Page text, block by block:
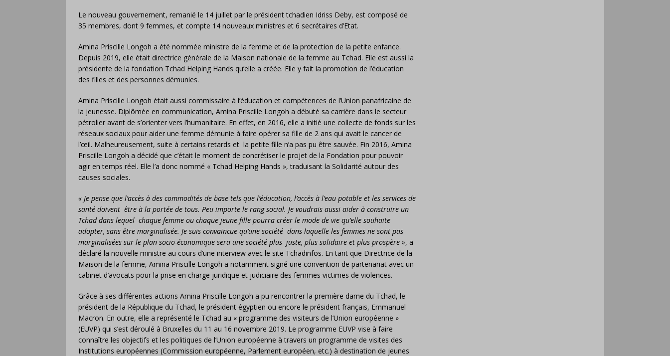
Le nouveau gouvernement, remanié le 14 juillet par le président tchadien Idriss Deby, est composé de
35 membres, dont 9 femmes, et compte 14 nouveaux ministres et 6 secrétaires d’Etat.
Amina Priscille Longoh a été nommée ministre de la femme et de la protection de la petite enfance.
Depuis 2019, elle était directrice générale de la Maison nationale de la femme au Tchad. Elle est aussi la
présidente de la fondation Tchad Helping Hands qu’elle a créée. Elle y fait la promotion de l’éducation
des filles et des personnes démunies.
Amina Priscille Longoh était aussi commissaire à l’éducation et compétences de l’Union panafricaine de
la jeunesse. Diplômée en communication, Amina Priscille Longoh a débuté sa carrière dans le secteur
pétrolier avant de s’orienter vers l’humanitaire. En effet, en 2016, elle a initié une collecte de fonds sur les
réseaux sociaux pour aider une femme démunie à faire opérer sa fille de 2 ans qui avait le cancer de
l’œil. Malheureusement, suite à certains retards et la petite fille n’a pas pu être sauvée. Fin 2016, Amina
Priscille Longoh a décidé que c’était le moment de concrétiser le projet de la Fondation pour pouvoir
agir en temps réel. Elle l’a donc nommé « Tchad Helping Hands », traduisant la Solidarité autour des
causes sociales.
« Je pense que l’accès à des commodités de base tels que l’éducation, l’accès à l’eau potable et les services de
santé doivent être à la portée de tous. Peu importe le rang social. Je voudrais aussi aider à construire un
Tchad dans lequel chaque femme ou chaque jeune fille pourra créer le mode de vie qu’elle souhaite
adopter, sans être marginalisée. Je suis convaincue qu’une société dans laquelle les femmes ne sont pas
marginalisées sur le plan socio-économique sera une société plus juste, plus solidaire et plus prospère », a
déclaré la nouvelle ministre au cours d’une interview avec le site Tchadinfos. En tant que Directrice de la
Maison de la femme, Amina Priscille Longoh a notamment signé une convention de partenariat avec un
cabinet d’avocats pour la prise en charge juridique et judiciaire des femmes victimes de violences.
Grâce à ses différentes actions Amina Priscille Longoh a pu rencontrer la première dame du Tchad, le
président de la République du Tchad, le président égyptien ou encore le président français, Emmanuel
Macron. En outre, elle a représenté le Tchad au « programme des visiteurs de l’Union européenne »
(EUVP) qui s’est déroulé à Bruxelles du 11 au 16 novembre 2019. Le programme EUVP vise à faire
connaître les objectifs et les politiques de l’Union européenne à travers un programme de visites des
Institutions européennes (Commission européenne, Parlement européen, etc.) à destination de jeunes